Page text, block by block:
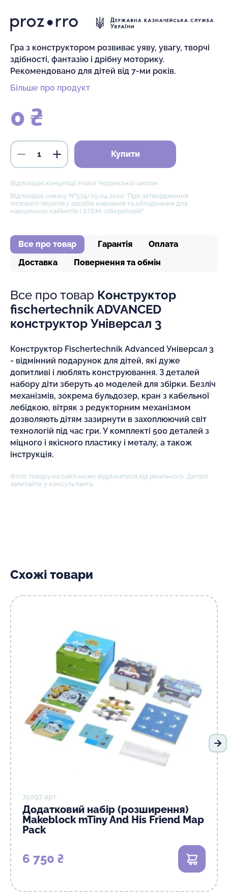
Гра з конструктором розвиває уяву, увагу, творчі
здібності, фантазію і дрібну моторику.
Рекомендовано для дітей від 7-ми років.
Більше про продукт
0 ₴
Купити
Відповідає концепції Нової Української школи
Відповідає наказу №574/29.04.2020 "Про затвердження
типового переліку засобів навчання та обладнання для
навчальних кабінетів і STEM-лібораторій"
Все про товар Гарантія
Оплата
Доставка
Повернення та обмін
Все про товар Конструктор
fischertechnik ADVANCED
конструктор Універсал 3
Конструктор Fischertechnik Advanced Універсал 3
- відмінний подарунок для дітей, які дуже
допитливі і люблять конструювання. З деталей
набору діти зберуть 40 моделей для збірки. Безліч
механізмів, зокрема бульдозер, кран з кабельної
лебідкою, вітряк з редукторним механізмом
дозволяють дітям зазирнути в захоплюючий світ
технологій під час гри. У комплекті 500 деталей з
міцного і якісного пластику і металу, а також
інструкція.
Фото товару на сайті може відрізнятися від реального. Деталі
запитайте у консультанта.
Схожі товари
75097 арт
Додатковий набір (розширення)
Makeblock mTiny And His Friend Map
Pack
6 750 ₴ В кошик